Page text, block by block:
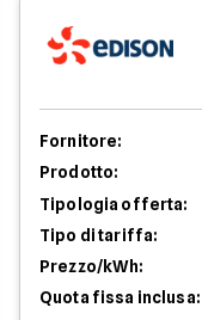
Fornitore:
Prodotto:
Tipologia offerta:
Tipo di tariffa:
Prezzo/kWh:
Quota fissa inclusa: